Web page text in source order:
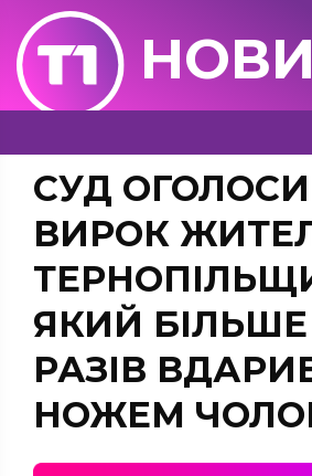
СУД
ВИРОК
ЯКИЙ
РАЗІВ
НОЖЕМ